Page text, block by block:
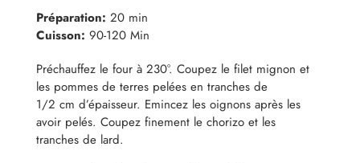
Préparation: 20 min
Cuisson: 90-120 Min
Préchauffez le four à 230°. Coupez le filet mignon et
les pommes de terres pelées en tranches de
1/2 cm d’épaisseur. Emincez les oignons après les
avoir pelés. Coupez finement le chorizo et les
tranches de lard.